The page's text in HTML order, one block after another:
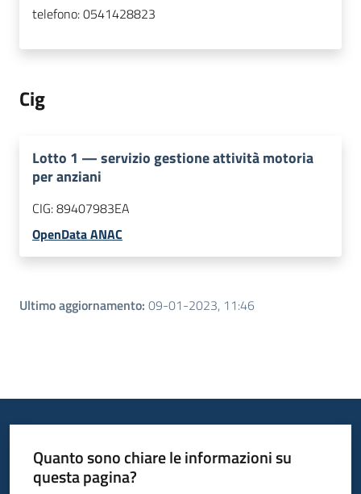
telefono:0541428823
Cig
Lotto 1 —servizio gestione attività motoria
per anziani
CIG:89407983EA
OpenData ANAC
Ultimo aggiornamento: 09-01-2023, 11:46
Quanto sono chiare le informazioni su
questa pagina?